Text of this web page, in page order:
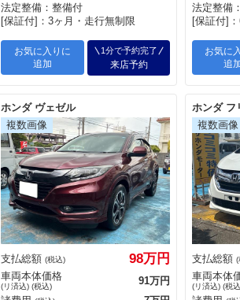
法定整備：整備付
[保証付]：3ヶ月・走行無制限
お気に入りに
追加
1分で予約完了
来店予約
法定整備
[保証付]
お気に
追
ホンダ ヴェゼル
支払総額 (税込) 98万円
車両本体価格
(リ済込) (税込)
91万円
ホンダ フ
支払総額 (
車両本体
(リ済込) (税